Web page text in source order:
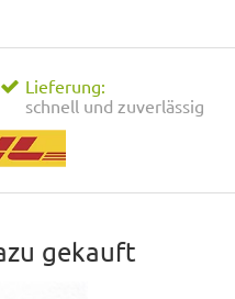
Lieferung:
schnell und zuverlässig
gekauft